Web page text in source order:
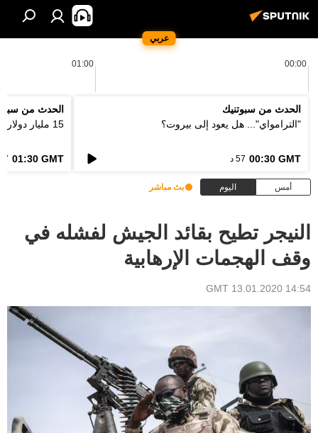
عربي
00:00
01:00
الحدث من سبوتنيك
"الترامواي"... هل يعود إلى بيروت؟
00:30 GMT 57 د
الحدث من
15 مليار دولار... كيف ستعالج اوروبا فاتورة الحرائق؟
01:30 GMT
57
أمس اليوم بث مباشر
النيجر تطيح بقائد الجيش لفشله في
وقف الهجمات الإرهابية
14:54 GMT 13.01.2020